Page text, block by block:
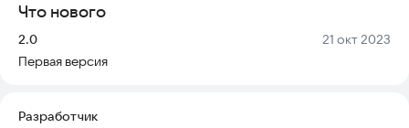
идеальным выбором для широкой аудитории. Оно работает
смартфонов и совместимо с разными версиями Android.
Установите Police Ringtones и настройте свой телефон так,
Что нового
Версия:
2.0 Дата:
21 окт 2023
Первая версия
Разработчик